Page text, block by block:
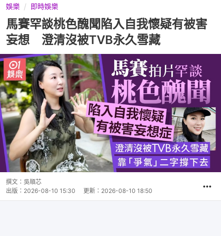
娛樂 即時娛樂
馬賽罕談桃色醜聞陷入自我懷疑有被害
妄想 澄清沒被TVB永久雪藏
撰文： 吳順芯
出版： 2026-08-10 15:30 更新： 2026-08-10 18:50